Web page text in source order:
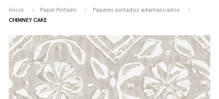
Inicio Papel Pintado
Papeles pintados adamascados
CHIMNEY CAKE